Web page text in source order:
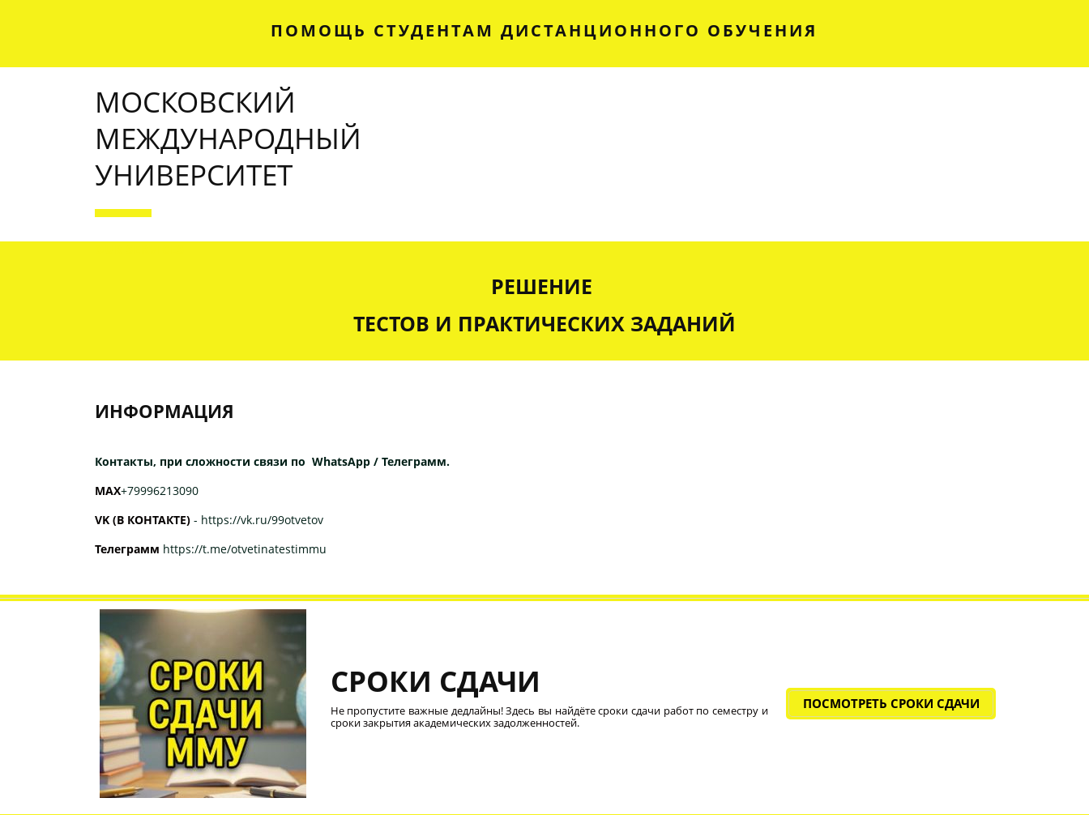
ПОМОЩЬ СТУДЕНТАМ ДИСТАНЦИОННОГО ОБУЧЕНИЯ
МОСКОВСКИЙ
МЕЖДУНАРОДНЫЙ
УНИВЕРСИТЕТ
РЕШЕНИЕ
ТЕСТОВ И ПРАКТИЧЕСКИХ ЗАДАНИЙ
ИНФОРМАЦИЯ
Контакты, при сложности связи по WhatsApp / Телеграмм.
МАХ+79996213090
VK (В КОНТАКТЕ) - https://vk.ru/99otvetov
Телеграмм https://t.me/otvetinatestimmu
СРОКИ СДАЧИ
Не пропустите важные дедлайны! Здесь вы найдёте сроки сдачи работ по семестру и
сроки закрытия академических задолженностей.
ПОСМОТРЕТЬ СРОКИ СДАЧИ